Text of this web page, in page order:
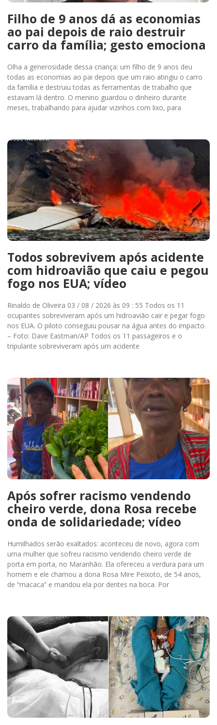
Filho de 9 anos dá as economias
ao pai depois de raio destruir
carro da família; gesto emociona
Olha a generosidade dessa criança: um filho de 9 anos deu
todas as economias ao pai depois que um raio atingiu o carro
da família e destruiu todas as ferramentas de trabalho que
estavam lá dentro. O menino guardou o dinheiro durante
meses, trabalhando para ajudar vizinhos com lixo, para
Todos sobrevivem após acidente
com hidroavião que caiu e pegou
fogo nos EUA; vídeo
Rinaldo de Oliveira 03 / 08 / 2026 às 09 : 55 Todos os 11
ocupantes sobreviveram após um hidroavião cair e pegar fogo
nos EUA. O piloto conseguiu pousar na água antes do impacto.
– Foto: Dave Eastman/AP Todos os 11 passageiros e o
tripulante sobreviveram após um acidente
Após sofrer racismo vendendo
cheiro verde, dona Rosa recebe
onda de solidariedade; vídeo
Humilhados serão exaltados: aconteceu de novo, agora com
uma mulher que sofreu racismo vendendo cheiro verde de
porta em porta, no Maranhão. Ela ofereceu a verdura para um
homem e ele chamou a dona Rosa Mire Peixoto, de 54 anos,
de “macaca” e mandou ela por dentes na boca. Por